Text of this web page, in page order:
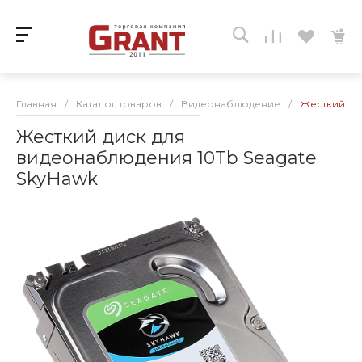
Главная / Каталог товаров / Видеонаблюдение / Жесткий
Жесткий диск для
видеонаблюдения 10Tb Seagate
SkyHawk